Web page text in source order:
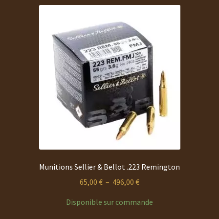
être
choisies
sur
la
page
du
produit
Munitions Sellier & Bellot .223 Remington
65,00 € – 496,00 €Plage
prix :
Disponible sur commande